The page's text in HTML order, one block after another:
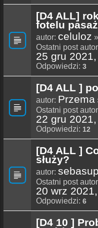
[D4 ALL]
fotelu
autor: celuloz
Ostatni post
25 gru
Odpowiedzi: 3
[D4 ALL ]
autor: Przema
Ostatni post
22 gru
Odpowiedzi: 12
[D4 ALL ]
służy?
autor:
Ostatni post
20 wrz
Odpowiedzi: 6
[D4 10 ]